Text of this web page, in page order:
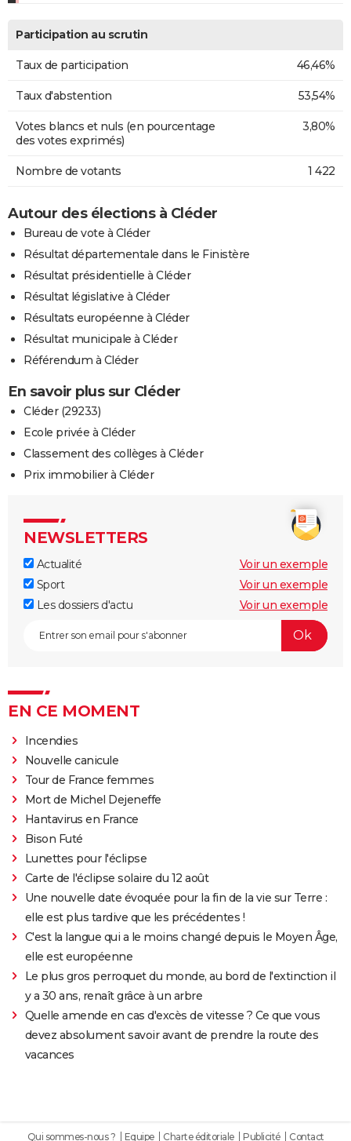
Participation au scrutin
Taux de participation 46,46%
Taux d'abstention 53,54%
Votes blancs et nuls (en pourcentage
des votes exprimés)
3,80%
Nombre de votants 1 422
Autour des élections à Cléder
Bureau de vote à Cléder
Résultat départementale dans le Finistère
Résultat présidentielle à Cléder
Résultat législative à Cléder
Résultats européenne à Cléder
Résultat municipale à Cléder
Référendum à Cléder
En savoir plus sur Cléder
Cléder (29233)
Ecole privée à Cléder
Classement des collèges à Cléder
Prix immobilier à Cléder
NEWSLETTERS
Actualité
Voir un exemple
Sport
Voir un exemple
Les dossiers d'actu
Voir un exemple
EN CE MOMENT
Incendies
Nouvelle canicule
Tour de France femmes
Mort de Michel Dejeneffe
Hantavirus en France
Bison Futé
Lunettes pour l'éclipse
Carte de l'éclipse solaire du 12 août
Une nouvelle date évoquée pour la fin de la vie sur Terre :
elle est plus tardive que les précédentes !
C'est la langue qui a le moins changé depuis le Moyen Âge,
elle est européenne
Le plus gros perroquet du monde, au bord de l'extinction il
y a 30 ans, renaît grâce à un arbre
Quelle amende en cas d'excès de vitesse ? Ce que vous
devez absolument savoir avant de prendre la route des
vacances
Qui sommes-nous ? Equipe Charte éditoriale Publicité Contact